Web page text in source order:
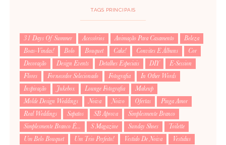
TAGS PRINCIPAIS
31 Days Of Summer Acessórios Animação Para Casamento
Beleza
Boas-Vindas!
Bolo Bouquet Cake! Convites E Álbuns
Cor
Decoração
Design Events Detalhes Especiais DIY
E-Session
Flores
Fornecedor Selecionado Fotografia
In Other Words
Inspiração
Jukebox Lounge Fotografia
Makeup
Molde Design Weddings
Noiva Noivo Ofertas
Pinga Amor
Real Weddings
Sapatos SB Aprova
Simplesmente Branco
Simplesmente Branco É...
S Magazine Sunday Shoes
Toilette
Um Belo Bouquet
Um Trio Perfeito! Vestido De Noiva
Vestidus